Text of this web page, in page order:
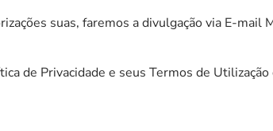
suas, faremos a divulgação via E-mail
de Privacidade e seus Termos de Utilização